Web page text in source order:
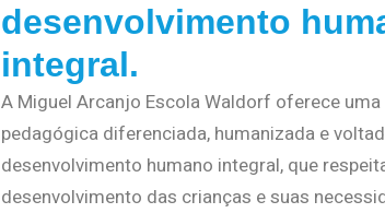
desenvolvimento
integral.
A Miguel Arcanjo Escola Waldorf oferece
pedagógica diferenciada, humanizada e
desenvolvimento humano integral, que
desenvolvimento das crianças e suas